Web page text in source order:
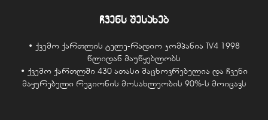
ჩვენს შესახებ
• ქვემო ქართლის ტელე-რადიო კომპანია TV4 1998
წლიდან მაუწყებლობს
• ქვემო ქართლში 430 ათასი მაცხოვრებელია და ჩვენი
მაყურებელი რეგიონის მოსახლეობის 90%-ს მოიცავს